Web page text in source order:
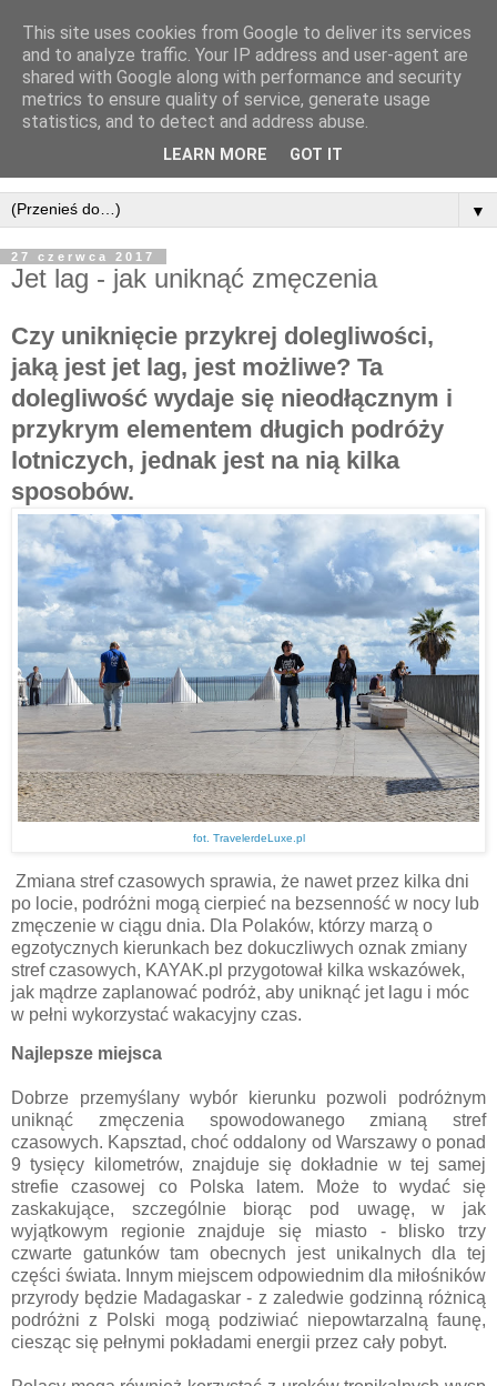
▼
27 czerwca 2017
Jet lag - jak uniknąć zmęczenia
Czy uniknięcie przykrej dolegliwości,
jaką jest jet lag, jest możliwe? Ta
dolegliwość wydaje się nieodłącznym i
przykrym elementem długich podróży
lotniczych, jednak jest na nią kilka
sposobów.
fot. TravelerdeLuxe.pl
Zmiana stref czasowych sprawia, że nawet przez kilka dni
po locie, podróżni mogą cierpieć na bezsenność w nocy lub
zmęczenie w ciągu dnia. Dla Polaków, którzy marzą o
egzotycznych kierunkach bez dokuczliwych oznak zmiany
stref czasowych, KAYAK.pl przygotował kilka wskazówek,
jak mądrze zaplanować podróż, aby uniknąć jet lagu i móc
w pełni wykorzystać wakacyjny czas.
Najlepsze miejsca
Dobrze przemyślany wybór kierunku pozwoli podróżnym
uniknąć zmęczenia spowodowanego zmianą stref
czasowych. Kapsztad, choć oddalony od Warszawy o ponad
9 tysięcy kilometrów, znajduje się dokładnie w tej samej
strefie czasowej co Polska latem. Może to wydać się
zaskakujące, szczególnie biorąc pod uwagę, w jak
wyjątkowym regionie znajduje się miasto - blisko trzy
czwarte gatunków tam obecnych jest unikalnych dla tej
części świata. Innym miejscem odpowiednim dla miłośników
przyrody będzie Madagaskar - z zaledwie godzinną różnicą
podróżni z Polski mogą podziwiać niepowtarzalną faunę,
ciesząc się pełnymi pokładami energii przez cały pobyt.
This site uses cookies from Google to deliver its services
and to analyze traffic. Your IP address and user-agent are
shared with Google along with performance and security
metrics to ensure quality of service, generate usage
statistics, and to detect and address abuse.
LEARN MORE GOT IT